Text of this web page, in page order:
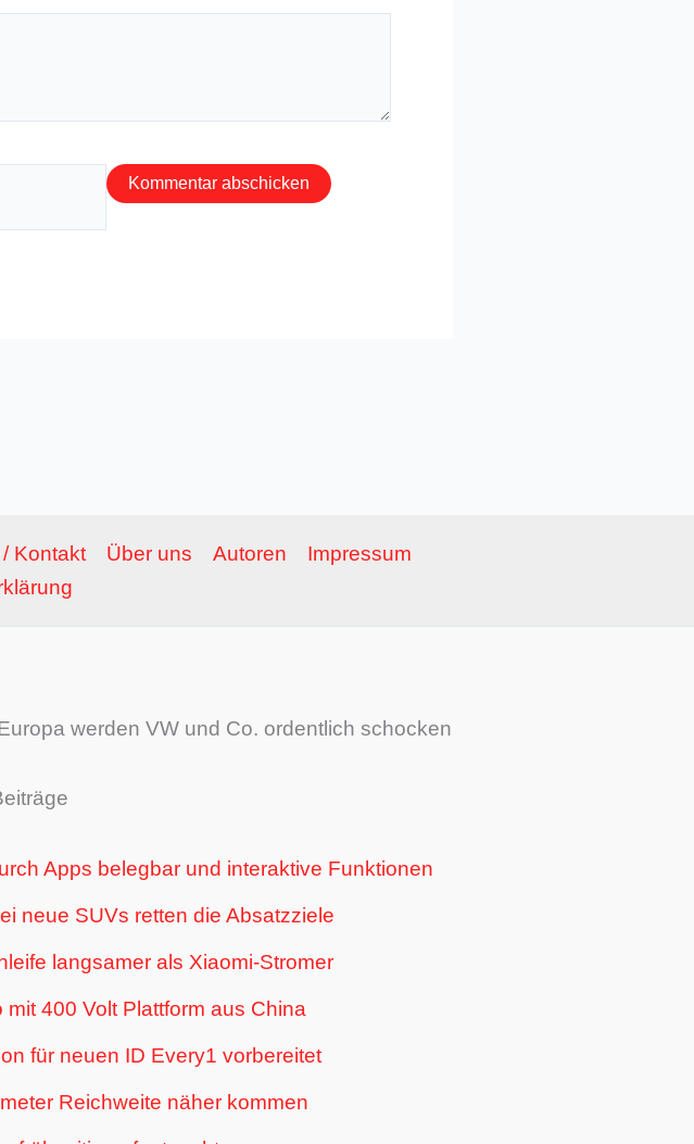
Kontakt Über uns Autoren
Impressum
werden VW und Co. ordentlich schocken
Apps belegbar und interaktive Funktionen
neue SUVs retten die Absatzziele
langsamer als Xiaomi-Stromer
400 Volt Plattform aus China
für neuen ID Every1 vorbereitet
Reichweite näher kommen